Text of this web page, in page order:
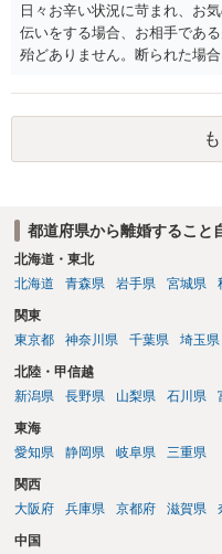
日々お辛い状況に苛まれ、お
伝いをする場合、お相手であ
殆どありません。断られた場
高いためです。 実務的には、
を進める選択を採らざるを得
都道府県から離婚すること
北海道・東北
北海道
青森県 岩手県 宮城県
関東
東京都
神奈川県 千葉県 埼玉県
北陸・甲信越
新潟県
長野県 山梨県 石川県
東海
愛知県
静岡県 岐阜県 三重県
関西
大阪府
兵庫県 京都府 滋賀県
中国